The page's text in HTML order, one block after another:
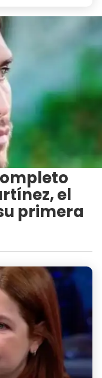
el
primera